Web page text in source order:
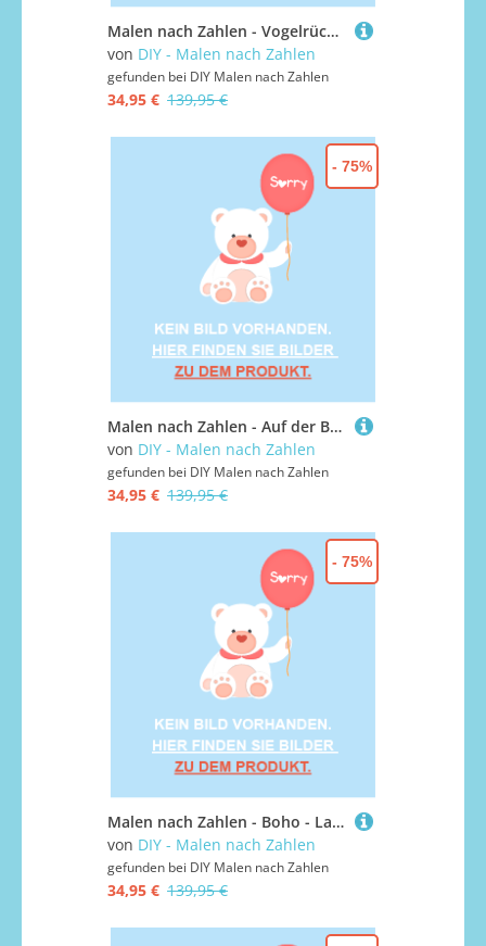
Malen nach Zahlen - Vogelrücken, mit Rahmen
von DIY - Malen nach Zahlen
gefunden bei DIY Malen nach Zahlen
34,95 € 139,95 €
Malen nach Zahlen - Auf der Brücke in Weiß, mit Rahmen
von DIY - Malen nach Zahlen
gefunden bei DIY Malen nach Zahlen
34,95 € 139,95 €
- 75%
Malen nach Zahlen - Boho - Landschaft - 16, mit Rahmen
von DIY - Malen nach Zahlen
gefunden bei DIY Malen nach Zahlen
34,95 € 139,95 €
- 75%